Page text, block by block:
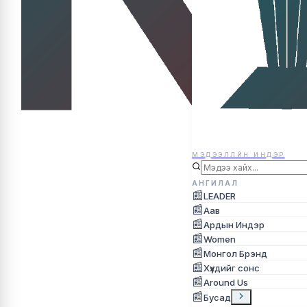
МЭДЭЭЛЛЙН ИНДЭР
АНГИЛАЛ
📰LEADER
📰Аав
📰Ардын Индэр
📰Women
📰Монгол Брэнд
📰Хүүхдийг сонс
📰Around Us
📰Бусад